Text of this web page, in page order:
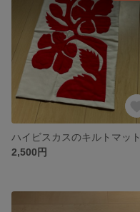
ハイビスカスのキルトマット
2,500円